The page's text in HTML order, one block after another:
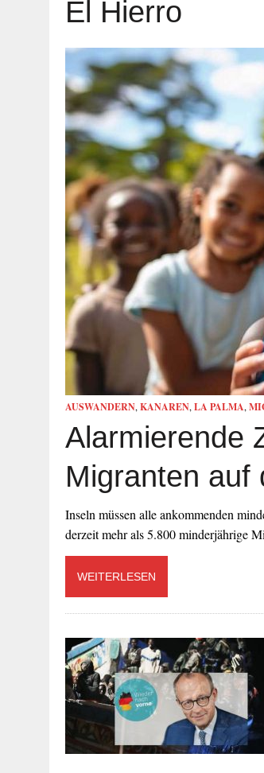
El Hierro
AUSWANDERN, KANAREN, LA PALMA,
Alarmierende
Migranten auf
Inseln müssen alle ankommenden
derzeit mehr als 5.800 minderjährige
WEITERLESEN